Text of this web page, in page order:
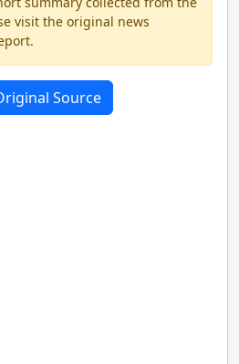
visit the original news
Source